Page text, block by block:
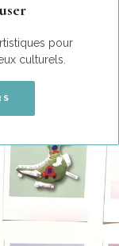
pour
culturels.